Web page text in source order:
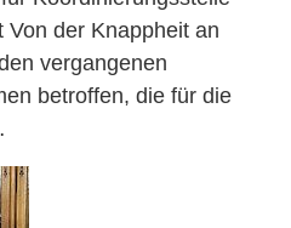
der Knappheit an
vergangenen
betroffen, die für die